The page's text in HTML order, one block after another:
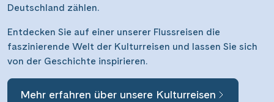
Deutschland zählen.
Entdecken Sie auf einer unserer Flussreisen die
faszinierende Welt der Kulturreisen und lassen Sie sich
von der Geschichte inspirieren.
Mehr erfahren über unsere Kulturreisen